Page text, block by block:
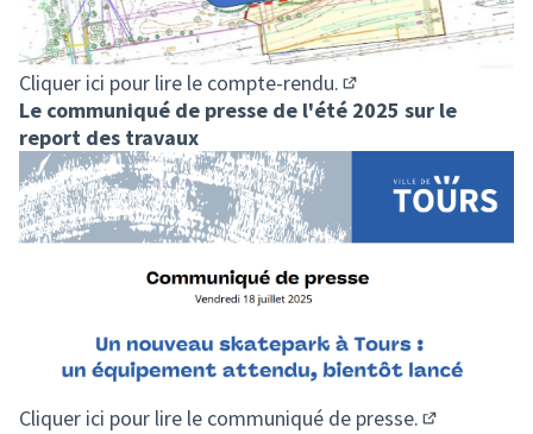
Cliquer ici pour lire le compte-rendu.
(S'ouvre dans un
Le communiqué de presse de l'été 2025 sur le
report des travaux
Cliquer ici pour lire le communiqué de presse.